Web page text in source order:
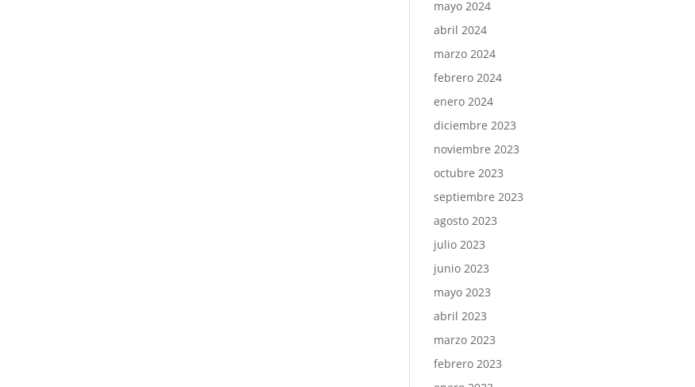
mayo 2024
abril 2024
marzo 2024
febrero 2024
enero 2024
diciembre 2023
noviembre 2023
octubre 2023
septiembre 2023
agosto 2023
julio 2023
junio 2023
mayo 2023
abril 2023
marzo 2023
febrero 2023